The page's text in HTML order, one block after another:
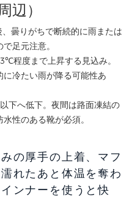
辺）
曇りがちで断続的に雨または
足元注意。
程度まで上昇する見込み。
冷たい雨が降る可能性あ
下へ低下。夜間は路面凍結の
性のある靴が必須。
みの厚手の上着、マフ
れたあと体温を奪わ
ンナーを使うと快